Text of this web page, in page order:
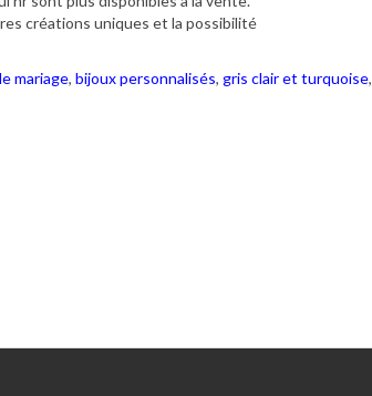
créations uniques et la possibilité
mariage, bijoux personnalisés, gris clair et turquoise,